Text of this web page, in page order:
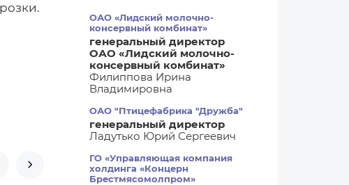

ОАО «Лидский молочно-
консервный комбинат»
генеральный директор
ОАО «Лидский молочно-
консервный комбинат»
Филиппова Ирина
Владимировна
ОАО "Птицефабрика "Дружба"
генеральный директор
Ладутько Юрий Сергеевич
ГО «Управляющая компания
холдинга «Концерн
Брестмясомолпром»